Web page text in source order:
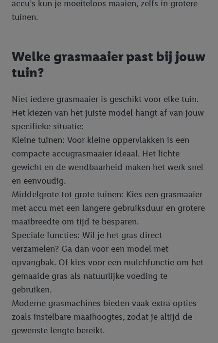
accu’s kun je moeiteloos maaien, zelfs in grotere
tuinen.
Welke grasmaaier past bij jouw
tuin?
Niet iedere grasmaaier is geschikt voor elke tuin.
Het kiezen van het juiste model hangt af van jouw
specifieke situatie:
Kleine tuinen: Voor kleine oppervlakken is een
compacte accugrasmaaier ideaal. Het lichte
gewicht en de wendbaarheid maken het werk snel
en eenvoudig.
Middelgrote tot grote tuinen: Kies een grasmaaier
met accu met een langere gebruiksduur en grotere
maaibreedte om tijd te besparen.
Speciale functies: Wil je het gras direct
verzamelen? Ga dan voor een model met
opvangbak. Of kies voor een mulchfunctie om het
gemaaide gras als natuurlijke voeding te
gebruiken.
Moderne grasmachines bieden vaak extra opties
zoals instelbare maaihoogtes, zodat je altijd de
gewenste lengte bereikt.